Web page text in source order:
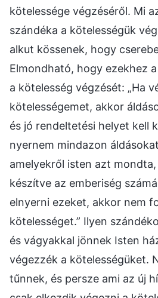
kötelessége végzéséről. Mi
szándéka a kötelességük
alkut kössenek, hogy
Elmondható, hogy ezekhez
a kötelesség végzését: „Ha
kötelességemet, akkor
és jó rendeltetési helyet kell
nyernem mindazon
amelyekről isten azt
készítve az emberiség
elnyerni ezeket, akkor nem
kötelességet.” Ilyen
és vágyakkal jönnek Isten
végezzék a kötelességüket.
tűnnek, és persze ami az új